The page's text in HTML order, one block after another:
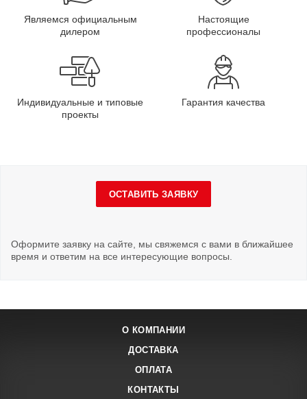
Являемся официальным
дилером
Настоящие
профессионалы
Индивидуальные и типовые
проекты
Гарантия качества
ОСТАВИТЬ ЗАЯВКУ
Оформите заявку на сайте, мы свяжемся с вами в ближайшее
время и ответим на все интересующие вопросы.
О КОМПАНИИ
ДОСТАВКА
ОПЛАТА
КОНТАКТЫ